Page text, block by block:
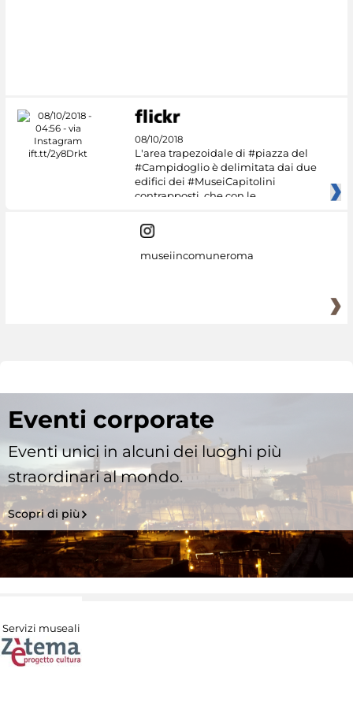
08/10/2018
L'area trapezoidale di #piazza del
#Campidoglio è delimitata dai due
edifici dei #MuseiCapitolini
contrapposti, che con le
museiincomuneroma
Eventi corporate
Eventi unici in alcuni dei luoghi più
straordinari al mondo.
Scopri di più
Servizi museali